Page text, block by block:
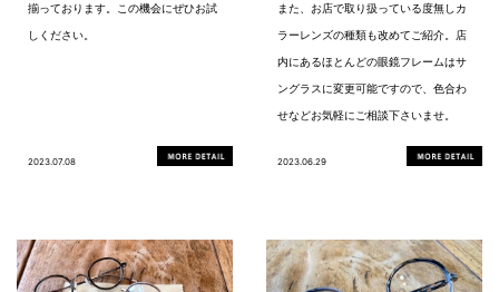
揃っております。この機会にぜひお試
しください。
2023.07.08
また、お店で取り扱っている度無しカ
ラーレンズの種類も改めてご紹介。店
内にあるほとんどの眼鏡フレームはサ
ングラスに変更可能ですので、色合わ
せなどお気軽にご相談下さいませ。
2023.06.29